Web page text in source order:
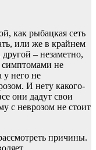
как рыбацкая сеть
или же в крайнем
– незаметно,
не
у него не
И нету какого-
они дадут свои
с неврозом не стоит
причины.